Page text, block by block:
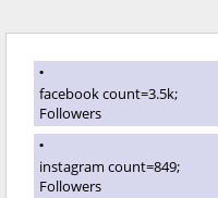
facebook count=3.5k;
Followers
instagram count=849;
Followers